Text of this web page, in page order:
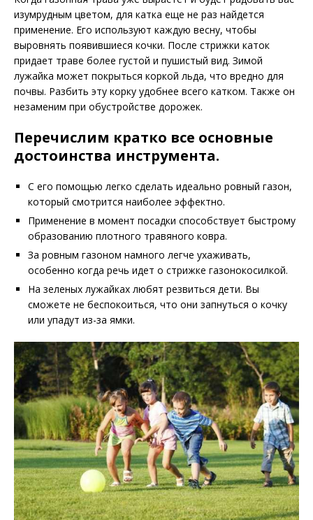
изумрудным цветом, для катка еще не раз найдется
применение. Его используют каждую весну, чтобы
выровнять появившиеся кочки. После стрижки каток
придает траве более густой и пушистый вид. Зимой
лужайка может покрыться коркой льда, что вредно для
почвы. Разбить эту корку удобнее всего катком. Также он
незаменим при обустройстве дорожек.
Перечислим кратко все основные
достоинства инструмента.
С его помощью легко сделать идеально ровный газон,
который смотрится наиболее эффектно.
Применение в момент посадки способствует быстрому
образованию плотного травяного ковра.
За ровным газоном намного легче ухаживать,
особенно когда речь идет о стрижке газонокосилкой.
На зеленых лужайках любят резвиться дети. Вы
сможете не беспокоиться, что они запнуться о кочку
или упадут из-за ямки.